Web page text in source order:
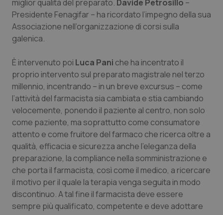
Salute orale & impianti
Sangue & coagulazione
Tumore al seno
Tumore ovarico
Tumori del Polmone & Testa Collo
Tumori gastrointestinali
Ulcera & Reflusso
Vaccini
miglior qualità del preparato. Davide Petrosillo –
Presidente Fenagifar – ha ricordato l’impegno della sua
Associazione nell’organizzazione di corsi sulla
galenica.
È intervenuto poi Luca Pani che ha incentrato il
proprio intervento sul preparato magistrale nel terzo
millennio, incentrando – in un breve excursus – come
l’attività del farmacista sia cambiata e stia cambiando
velocemente, ponendo il paziente al centro, non solo
come paziente, ma soprattutto come consumatore
attento e come fruitore del farmaco che ricerca oltre a
qualità, efficacia e sicurezza anche l’eleganza della
preparazione, la compliance nella somministrazione e
che porta il farmacista, così come il medico, a ricercare
il motivo per il quale la terapia venga seguita in modo
discontinuo. A tal fine il farmacista deve essere
sempre più qualificato, competente e deve adottare